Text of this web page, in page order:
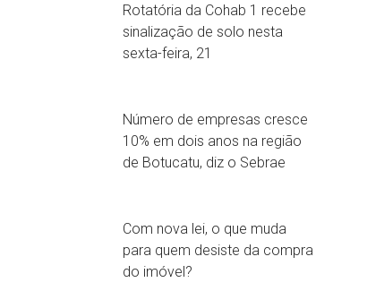
Rotatória da Cohab 1 recebe
sinalização de solo nesta
sexta-feira, 21
Número de empresas cresce
10% em dois anos na região
de Botucatu, diz o Sebrae
Com nova lei, o que muda
para quem desiste da compra
do imóvel?